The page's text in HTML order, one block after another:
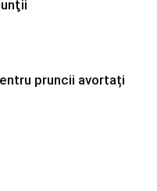
pruncii avortați